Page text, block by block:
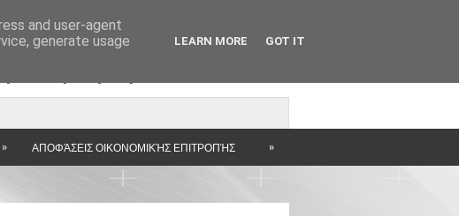
» ΑΠΟΦΆΣΕΙΣ ΟΙΚΟΝΟΜΙΚΉΣ ΕΠΙΤΡΟΠΉΣ »
and user-agent
generate usage
LEARN MORE GOT IT